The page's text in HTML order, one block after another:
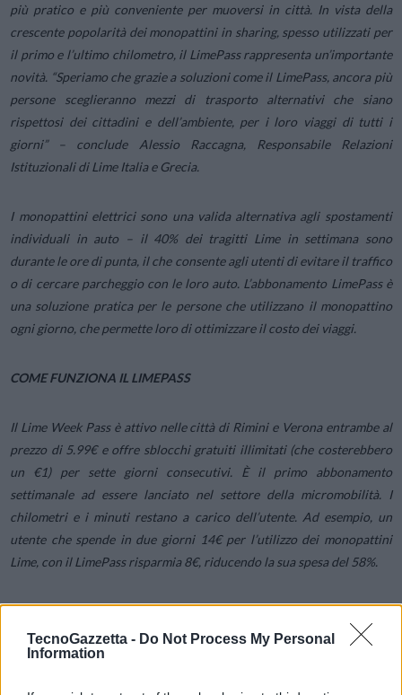
TecnoGazzetta - Do Not Process My Personal
Information
più pratico e più conveniente per muoversi in città. In vista della
crescente popolarità dei monopattini in sharing, spesso utilizzati per
il primo e l’ultimo chilometro, il LimePass rappresenta un’importante
novità. “Speriamo che grazie a soluzioni come il LimePass, ancora più
persone sceglieranno mezzi di trasporto alternativi che siano
rispettosi dei cittadini e dell’ambiente, per i loro viaggi di tutti i
giorni” – conclude Alessio Raccagna, Responsabile Relazioni
Istituzionali di Lime Italia e Grecia.
I monopattini elettrici sono una valida alternativa agli spostamenti
individuali in auto – il 40% dei tragitti Lime in settimana sono
durante le ore di punta, il che consente agli utenti di evitare il traffico
o di cercare parcheggio con le loro auto. L’abbonamento LimePass è
una soluzione pratica per le persone che utilizzano il monopattino
ogni giorno, che permette loro di ottimizzare il costo dei viaggi.
COME FUNZIONA IL LIMEPASS
Il Lime Week Pass è attivo nelle città di Rimini e Verona entrambe al
prezzo di 5.99€ e offre sblocchi gratuiti illimitati (che costerebbero
un €1) per sette giorni consecutivi. È il primo abbonamento
settimanale ad essere lanciato nel settore della micromobilità. I
chilometri e i minuti restano a carico dell’utente. Ad esempio, un
utente che spende in due giorni 14€ per l’utilizzo dei monopattini
Lime, con il LimePass risparmia 8€, riducendo la sua spesa del 58%.
COME ISCRIVERSI AL SERVIZIO
Per iscriversi al servizio di abbonamento